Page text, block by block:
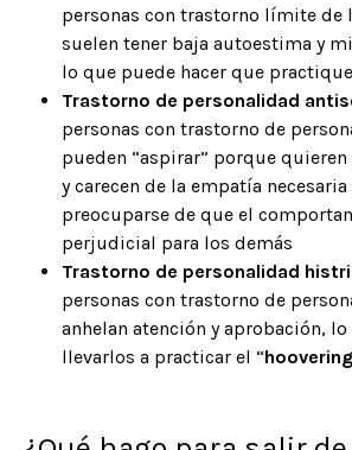
personas con trastorno límite de
suelen tener baja autoestima y
lo que puede hacer que
Trastorno de personalidad
personas con trastorno de
pueden “aspirar” porque
y carecen de la empatía
preocuparse de que el
perjudicial para los demás
Trastorno de personalidad
personas con trastorno de
anhelan atención y aprobación,
llevarlos a practicar el “hoovering